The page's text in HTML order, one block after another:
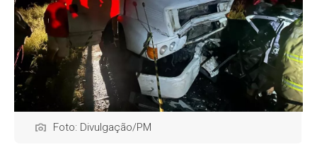
Foto: Divulgação/PM